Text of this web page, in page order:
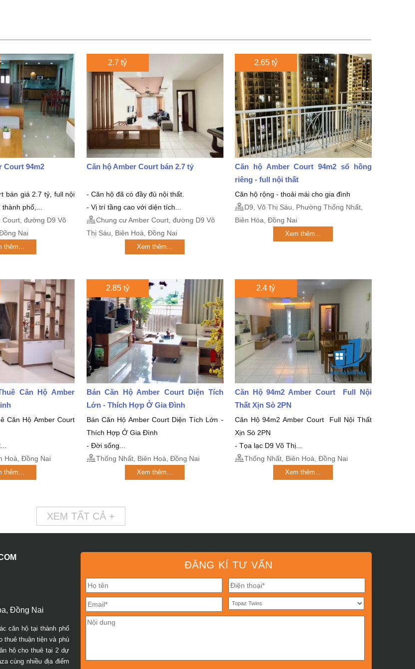
Court 94m2
bán giá 2.7 tỷ, full nội
phố,...
Court, đường D9 Võ
Nai
thêm...
2.7 tỷ
Căn hộ Amber Court bán 2.7 tỷ
- Căn hộ đã có đầy đủ nội thất.
- Vị trí tầng cao với diện tích...
Chung cư Amber Court, đường D9 Võ
Thị Sáu, Biên Hoà, Đồng Nai
Xem thêm...
2.65 tỷ
Căn hộ Amber Court 94m2 sổ hồng
riêng - full nội thất
Căn hộ rộng - thoải mái cho gia đình
D9, Võ Thị Sáu, Phường Thống Nhất,
Biên Hòa, Đồng Nai
Xem thêm...
Căn Hộ Amber
Căn Hộ Amber Court
Hoà, Đồng Nai
thêm...
2.85 tỷ
Bán Căn Hộ Amber Court Diện Tích
Lớn - Thích Hợp Ở Gia Đình
Bán Căn Hộ Amber Court Diện Tích Lớn -
Thích Hợp Ở Gia Đình
- Đời sống...
Thống Nhất, Biên Hoà, Đồng Nai
Xem thêm...
2.4 tỷ
Căn Hộ 94m2 Amber Court Full Nội
Thất Xịn Sò 2PN
Căn Hộ 94m2 Amber Court Full Nội Thất
Xịn Sò 2PN
- Tọa lạc D9 Võ Thị...
Thống Nhất, Biên Hoà, Đồng Nai
Xem thêm...
XEM TẤT CẢ +
ĐĂNG KÍ TƯ VẤN
Đồng Nai
căn hộ tại thành phố
thuê thuận tiện và phù
hộ cho thuê tại 2 dự
cùng nhiều địa điểm